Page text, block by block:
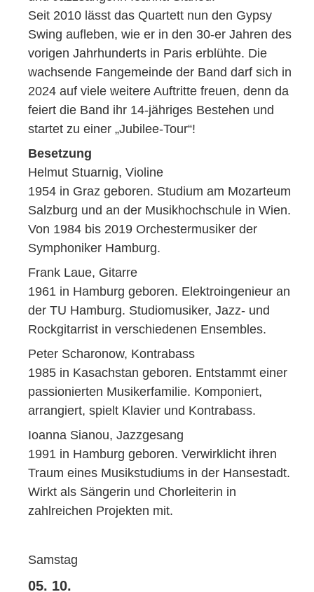
Seit 2010 lässt das Quartett nun den Gypsy
Swing aufleben, wie er in den 30-er Jahren des
vorigen Jahrhunderts in Paris erblühte. Die
wachsende Fangemeinde der Band darf sich in
2024 auf viele weitere Auftritte freuen, denn da
feiert die Band ihr 14-jähriges Bestehen und
startet zu einer „Jubilee-Tour“!
Besetzung
Helmut Stuarnig, Violine
1954 in Graz geboren. Studium am Mozarteum
Salzburg und an der Musikhochschule in Wien.
Von 1984 bis 2019 Orchestermusiker der
Symphoniker Hamburg.
Frank Laue, Gitarre
1961 in Hamburg geboren. Elektroingenieur an
der TU Hamburg. Studiomusiker, Jazz- und
Rockgitarrist in verschiedenen Ensembles.
Peter Scharonow, Kontrabass
1985 in Kasachstan geboren. Entstammt einer
passionierten Musikerfamilie. Komponiert,
arrangiert, spielt Klavier und Kontrabass.
Ioanna Sianou, Jazzgesang
1991 in Hamburg geboren. Verwirklicht ihren
Traum eines Musikstudiums in der Hansestadt.
Wirkt als Sängerin und Chorleiterin in
zahlreichen Projekten mit.
Samstag
05. 10.